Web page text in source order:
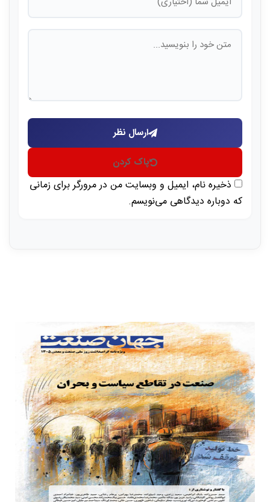
ارسال نظر
پاک کردن
ذخیره نام، ایمیل و وبسایت من در مرورگر برای زمانی
که دوباره دیدگاهی می‌نویسم.